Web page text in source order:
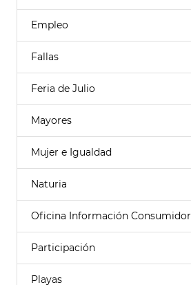
Empleo
Fallas
Feria de Julio
Mayores
Mujer e Igualdad
Naturia
Oficina Información Consumidor
Participación
Playas